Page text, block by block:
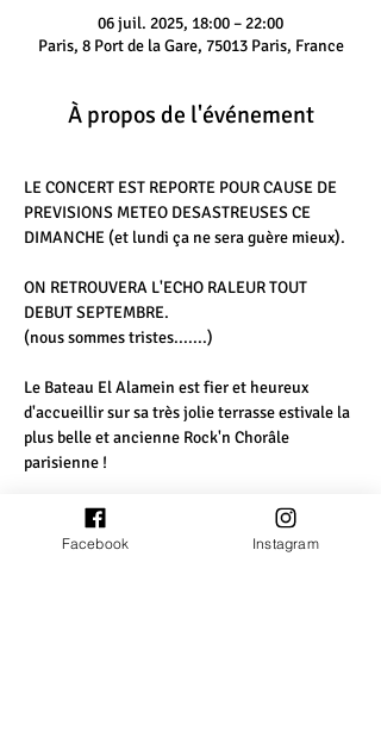
06 juil. 2025, 18:00 – 22:00
Paris, 8 Port de la Gare, 75013 Paris, France
À propos de l'événement
LE CONCERT EST REPORTE POUR CAUSE DE
PREVISIONS METEO DESASTREUSES CE
DIMANCHE (et lundi ça ne sera guère mieux).
ON RETROUVERA L'ECHO RALEUR TOUT
DEBUT SEPTEMBRE.
(nous sommes tristes.......)
Le Bateau El Alamein est fier et heureux
d'accueillir sur sa très jolie terrasse estivale la
plus belle et ancienne Rock'n Chorâle
parisienne !
L'Écho Râleur
, qui vient de fêter ses 35 ans,
est une chorale polyphonique
parisienne
Facebook Instagram